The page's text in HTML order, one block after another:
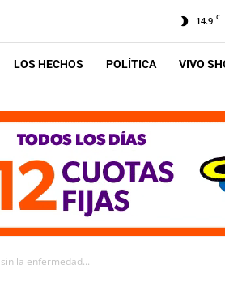
14.9 C
LOS HECHOS POLÍTICA VIVO
la enfermedad...